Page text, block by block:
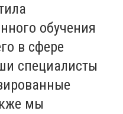
обучения
в сфере
специалисты
мы